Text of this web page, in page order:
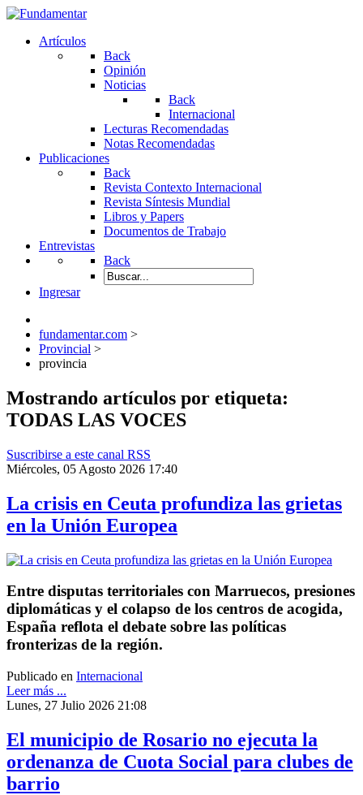
Artículos
Back
Opinión
Noticias
Back
Internacional
Lecturas Recomendadas
Notas Recomendadas
Publicaciones
Back
Revista Contexto Internacional
Revista Síntesis Mundial
Libros y Papers
Documentos de Trabajo
Entrevistas
Back
Ingresar
fundamentar.com >
Provincial >
provincia
Mostrando artículos por etiqueta:
TODAS LAS VOCES
Suscribirse a este canal RSS
Miércoles, 05 Agosto 2026 17:40
La crisis en Ceuta profundiza las grietas
en la Unión Europea
Entre disputas territoriales con Marruecos, presiones
diplomáticas y el colapso de los centros de acogida,
España reflota el debate sobre las políticas
fronterizas de la región.
Publicado en Internacional
Leer más ...
Lunes, 27 Julio 2026 21:08
El municipio de Rosario no ejecuta la
ordenanza de Cuota Social para clubes de
barrio